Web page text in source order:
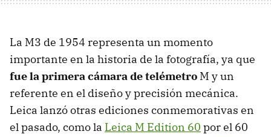
La M3 de 1954 representa un momento
importante en la historia de la fotografía, ya que
fue la primera cámara de telémetro M y un
referente en el diseño y precisión mecánica.
Leica lanzó otras ediciones conmemorativas en
el pasado, como la Leica M Edition 60 por el 60